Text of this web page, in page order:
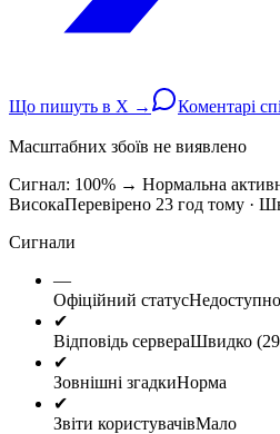
Що пишуть в X → Коментарі
Масштабних збоїв не виявлено
Сигнал: 100% → Нормальна
ВисокаПеревірено 23 год тому ·
Сигнали
—
Офіційний статусНедоступно
✔
Відповідь сервераШвидко
✔
Зовнішні згадкиНорма
✔
Звіти користувачівМало